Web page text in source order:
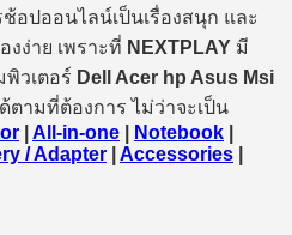
อปออนไลน์เป็นเรื่องสนุก และ
งง่าย เพราะที่ NEXTPLAY มี
วเตอร์ Dell Acer hp Asus Msi
ามที่ต้องการ ไม่ว่าจะเป็น
All-in-one Notebook
/ Adapter Accessories